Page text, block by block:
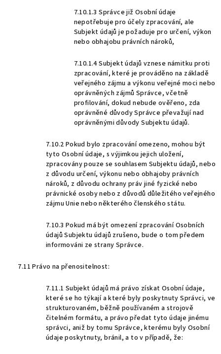
7.10.1.3 Správce již Osobní údaje
nepotřebuje pro účely zpracování, ale
Subjekt údajů je požaduje pro určení, výkon
nebo obhajobu právních nároků,
7.10.1.4 Subjekt údajů vznese námitku proti
zpracování, které je prováděno na základě
veřejného zájmu a výkonu veřejné moci nebo
oprávněných zájmů Správce, včetně
profilování, dokud nebude ověřeno, zda
oprávněné důvody Správce převažují nad
oprávněnými důvody Subjektu údajů.
7.10.2 Pokud bylo zpracování omezeno, mohou být
tyto Osobní údaje, s výjimkou jejich uložení,
zpracovány pouze se souhlasem Subjektu údajů, nebo
z důvodu určení, výkonu nebo obhajoby právních
nároků, z důvodu ochrany práv jiné fyzické nebo
právnické osoby nebo z důvodů důležitého veřejného
zájmu Unie nebo některého členského státu.
7.10.3 Pokud má být omezení zpracování Osobních
údajů Subjektu údajů zrušeno, bude o tom předem
informováni ze strany Správce.
7.11 Právo na přenositelnost:
7.11.1 Subjekt údajů má právo získat Osobní údaje,
které se ho týkají a které byly poskytnuty Správci, ve
strukturovaném, běžně používaném a strojově
čitelném formátu, a právo předat tyto údaje jinému
správci, aniž by tomu Správce, kterému byly Osobní
údaje poskytnuty, bránil, a to v případě, že: